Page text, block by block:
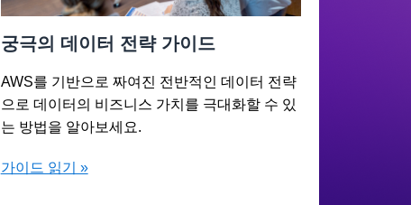
궁극의 데이터 전략 가이드
AWS를 기반으로 짜여진 전반적인 데이터 전략
으로 데이터의 비즈니스 가치를 극대화할 수 있
는 방법을 알아보세요.
가이드 읽기 »